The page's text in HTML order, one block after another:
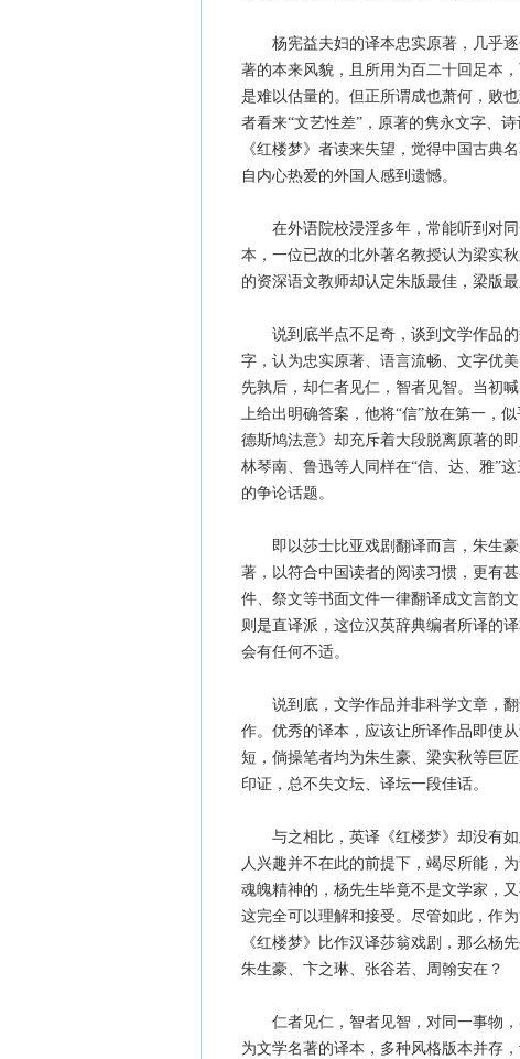
杨宪益夫妇的译本忠实原著，几乎逐
著的本来风貌，且所用为百二十回足本
是难以估量的。但正所谓成也萧何，败
者看来“文艺性差”，原著的隽永文字、
《红楼梦》者读来失望，觉得中国古典
自内心热爱的外国人感到遗憾。
在外语院校浸淫多年，常能听到对同
本，一位已故的北外著名教授认为梁实
的资深语文教师却认定朱版最佳，梁版最
说到底半点不足奇，谈到文学作品的
字，认为忠实原著、语言流畅、文字优
先孰后，却仁者见仁，智者见智。当初
上给出明确答案，他将“信”放在第一，
德斯鸠法意》却充斥着大段脱离原著的
林琴南、鲁迅等人同样在“信、达、雅”
的争论话题。
即以莎士比亚戏剧翻译而言，朱生豪
著，以符合中国读者的阅读习惯，更有
件、祭文等书面文件一律翻译成文言韵
则是直译派，这位汉英辞典编者所译的
会有任何不适。
说到底，文学作品并非科学文章，翻
作。优秀的译本，应该让所译作品即使
短，倘操笔者均为朱生豪、梁实秋等巨
印证，总不失文坛、译坛一段佳话。
与之相比，英译《红楼梦》却没有如
人兴趣并不在此的前提下，竭尽所能，
魂魄精神的，杨先生毕竟不是文学家，
这完全可以理解和接受。尽管如此，作
《红楼梦》比作汉译莎翁戏剧，那么杨
朱生豪、卞之琳、张谷若、周翰安在？
仁者见仁，智者见智，对同一事物，
为文学名著的译本，多种风格版本并存